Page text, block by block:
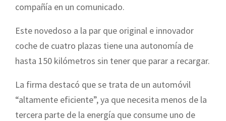
compañía en un comunicado.
Este novedoso a la par que original e innovador
coche de cuatro plazas tiene una autonomía de
hasta 150 kilómetros sin tener que parar a recargar.
La firma destacó que se trata de un automóvil
“altamente eficiente”, ya que necesita menos de la
tercera parte de la energía que consume uno de